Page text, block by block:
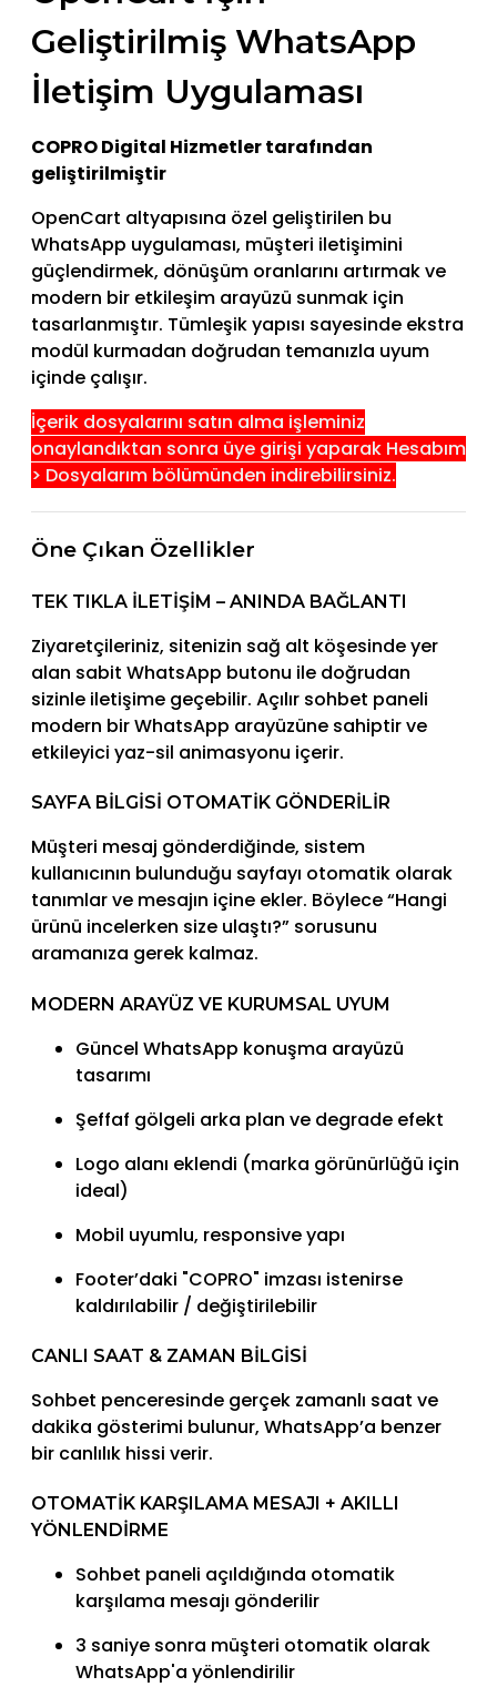
Geliştirilmiş WhatsApp
İletişim Uygulaması
COPRO Digital Hizmetler tarafından
geliştirilmiştir
OpenCart altyapısına özel geliştirilen bu
WhatsApp uygulaması, müşteri iletişimini
güçlendirmek, dönüşüm oranlarını artırmak ve
modern bir etkileşim arayüzü sunmak için
tasarlanmıştır. Tümleşik yapısı sayesinde ekstra
modül kurmadan doğrudan temanızla uyum
içinde çalışır.
İçerik dosyalarını satın alma işleminiz
onaylandıktan sonra üye girişi yaparak Hesabım
> Dosyalarım bölümünden indirebilirsiniz.
Öne Çıkan Özellikler
TEK TIKLA İLETIŞIM – ANINDA BAĞLANTI
Ziyaretçileriniz, sitenizin sağ alt köşesinde yer
alan sabit WhatsApp butonu ile doğrudan
sizinle iletişime geçebilir. Açılır sohbet paneli
modern bir WhatsApp arayüzüne sahiptir ve
etkileyici yaz-sil animasyonu içerir.
SAYFA BILGISI OTOMATIK GÖNDERILIR
Müşteri mesaj gönderdiğinde, sistem
kullanıcının bulunduğu sayfayı otomatik olarak
tanımlar ve mesajın içine ekler. Böylece “Hangi
ürünü incelerken size ulaştı?” sorusunu
aramanıza gerek kalmaz.
MODERN ARAYÜZ VE KURUMSAL UYUM
Güncel WhatsApp konuşma arayüzü
tasarımı
Şeffaf gölgeli arka plan ve degrade efekt
Logo alanı eklendi (marka görünürlüğü için
ideal)
Mobil uyumlu, responsive yapı
Footer’daki "COPRO" imzası istenirse
kaldırılabilir / değiştirilebilir
CANLI SAAT & ZAMAN BILGISI
Sohbet penceresinde gerçek zamanlı saat ve
dakika gösterimi bulunur, WhatsApp’a benzer
bir canlılık hissi verir.
OTOMATIK KARŞILAMA MESAJI + AKILLI
YÖNLENDIRME
Sohbet paneli açıldığında otomatik
karşılama mesajı gönderilir
3 saniye sonra müşteri otomatik olarak
WhatsApp'a yönlendirilir